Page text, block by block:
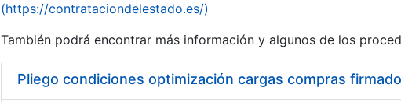
Mostra/Amaga
Mostra/Amaga
(https://contrataciondelestado.es/)
También podrá encontrar más información y algunos de los
Pliego condiciones optimización cargas compras firmado